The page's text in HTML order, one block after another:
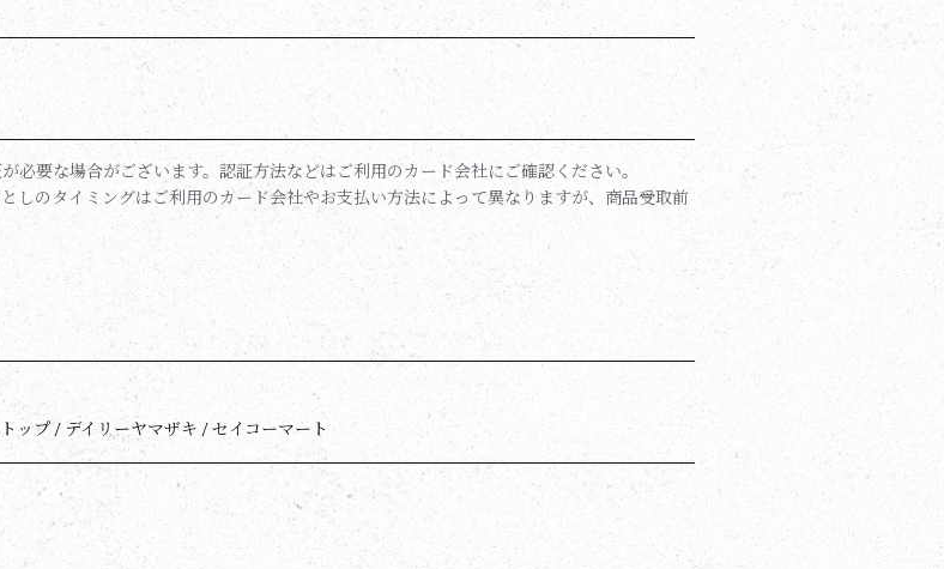
要な場合がございます。認証方法などはご利用のカード会社にご確認ください。
しのタイミングはご利用のカード会社やお支払い方法によって異なりますが、商品受取前
ップ / デイリーヤマザキ / セイコーマート